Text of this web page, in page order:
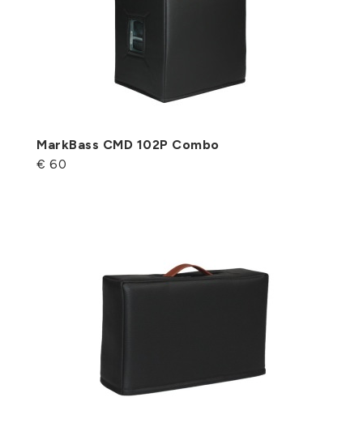
MarkBass CMD 102P Combo
€ 60